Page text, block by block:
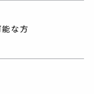
能な方